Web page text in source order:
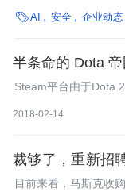
AI 安全 企业动态
半条命的 Dota
Steam平台由于Dota
2018-02-14
裁够了，重新招
核加班文化再造
目前来看，马斯克收